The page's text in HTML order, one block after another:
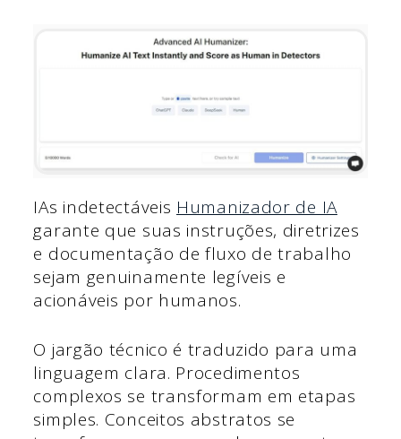
IAs indetectáveis Humanizador de IA
garante que suas instruções, diretrizes
e documentação de fluxo de trabalho
sejam genuinamente legíveis e
acionáveis por humanos.
O jargão técnico é traduzido para uma
linguagem clara. Procedimentos
complexos se transformam em etapas
simples. Conceitos abstratos se